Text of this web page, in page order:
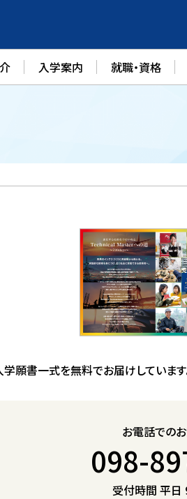
入学案内 就職・資格
学願書一式を無料でお届けしていま
お電話での
098-
受付時間 平日